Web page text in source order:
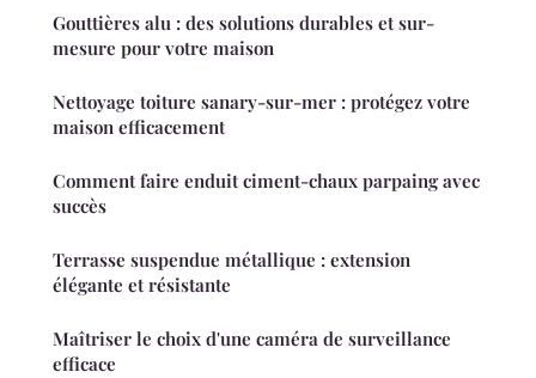
Gouttières alu : des solutions durables et sur-
mesure pour votre maison
Nettoyage toiture sanary-sur-mer : protégez votre
maison efficacement
Comment faire enduit ciment-chaux parpaing avec
succès
Terrasse suspendue métallique : extension
élégante et résistante
Maîtriser le choix d'une caméra de surveillance
efficace